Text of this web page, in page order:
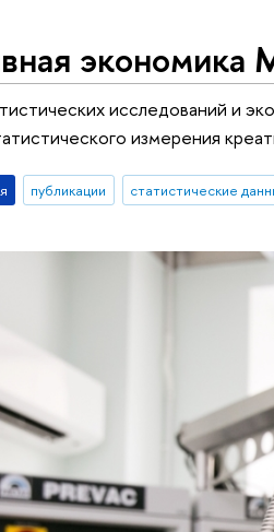
экономика
исследований и
измерения
публикации статистические